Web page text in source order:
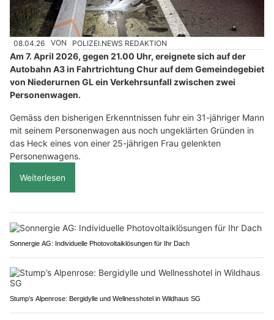
08.04.26 VON POLIZEI.NEWS REDAKTION
Am 7. April 2026, gegen 21.00 Uhr, ereignete sich auf der
Autobahn A3 in Fahrtrichtung Chur auf dem Gemeindegebiet
von Niederurnen GL ein Verkehrsunfall zwischen zwei
Personenwagen.
Gemäss den bisherigen Erkenntnissen fuhr ein 31-jähriger Mann
mit seinem Personenwagen aus noch ungeklärten Gründen in
das Heck eines von einer 25-jährigen Frau gelenkten
Personenwagens.
Weiterlesen
Sonnergie AG: Individuelle Photovoltaiklösungen für Ihr Dach
Stump’s Alpenrose: Bergidylle und Wellnesshotel in Wildhaus SG